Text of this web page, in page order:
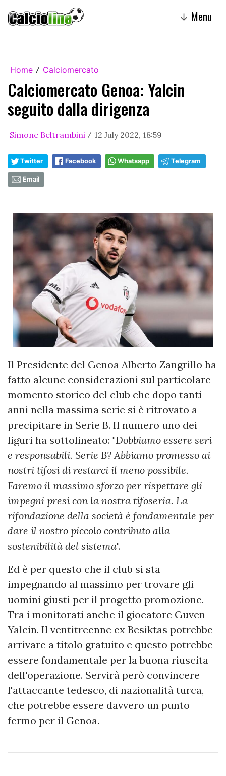
↓ Menu
Home / Calciomercato
Calciomercato Genoa: Yalcin
seguito dalla dirigenza
Simone Beltrambini / 12 July 2022, 18:59
Twitter Facebook Whatsapp Telegram
Email
Il Presidente del Genoa Alberto Zangrillo ha
fatto alcune considerazioni sul particolare
momento storico del club che dopo tanti
anni nella massima serie si è ritrovato a
precipitare in Serie B. Il numero uno dei
liguri ha sottolineato: "Dobbiamo essere seri
e responsabili. Serie B? Abbiamo promesso ai
nostri tifosi di restarci il meno possibile.
Faremo il massimo sforzo per rispettare gli
impegni presi con la nostra tifoseria. La
rifondazione della società è fondamentale per
dare il nostro piccolo contributo alla
sostenibilità del sistema".
Ed è per questo che il club si sta
impegnando al massimo per trovare gli
uomini giusti per il progetto promozione.
Tra i monitorati anche il giocatore Guven
Yalcin. Il ventitreenne ex Besiktas potrebbe
arrivare a titolo gratuito e questo potrebbe
essere fondamentale per la buona riuscita
dell'operazione. Servirà però convincere
l'attaccante tedesco, di nazionalità turca,
che potrebbe essere davvero un punto
fermo per il Genoa.